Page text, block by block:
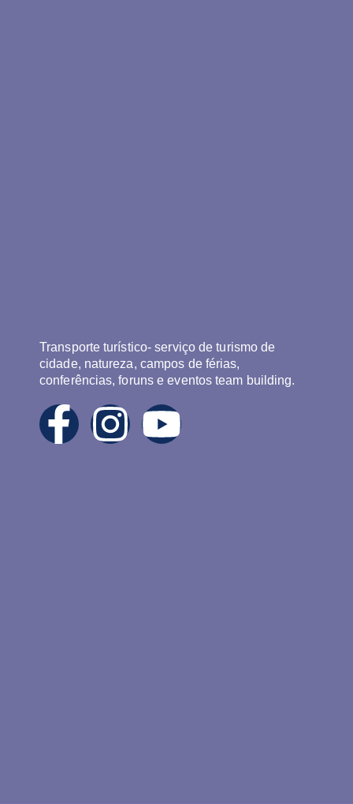
Transporte turístico- serviço de turismo de
cidade, natureza, campos de férias,
conferências, foruns e eventos team building.